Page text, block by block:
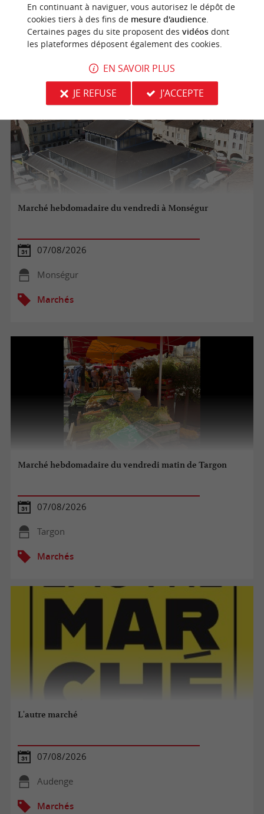
Latresne
Marchés
Marché hebdomadaire du vendredi à Monségur
07/08/2026
Monségur
Marchés
Marché hebdomadaire du vendredi matin de Targon
07/08/2026
Targon
Marchés
L'autre marché
07/08/2026
Audenge
Marchés
En continuant à naviguer, vous autorisez le dépôt de
cookies tiers à des fins de mesure d'audience.
Certaines pages du site proposent des vidéosdont
les plateformes déposent également des cookies.
EN SAVOIR PLUS
JE REFUSE
J'ACCEPTE